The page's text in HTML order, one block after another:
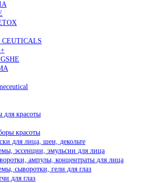
CEUTICALS
красоты
красоты
для лица, шеи, декольте
эссенции, эмульсии для лица
ампулы, концентраты для лица
сыворотки, гели для глаз
для глаз